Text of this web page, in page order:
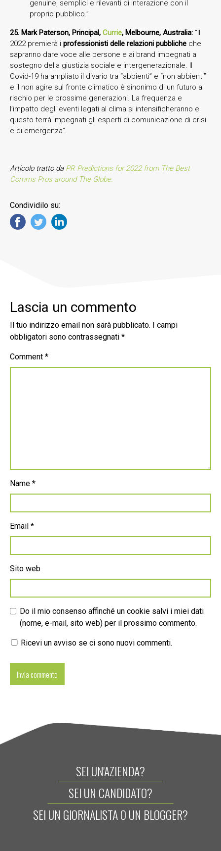
genuine, semplici e rilevanti di interazione con il
proprio pubblico.”
25. Mark Paterson, Principal, Currie, Melbourne, Australia: “Il
2022 premierà i professionisti delle relazioni pubbliche che
sapranno dare voce alle persone e ai brand impegnati a
sostegno della giustizia sociale e intergenerazionale. Il
Covid-19 ha ampliato il divario tra “abbienti” e “non abbienti”
e il non agire sul fronte climatico è sinonimo di un futuro a
rischio per le prossime generazioni. La frequenza e
l’impatto degli eventi legati al clima si intensificheranno e
questo terrà impegnati gli esperti di comunicazione di crisi
e di emergenza”.
Articolo tratto da PR Predictions for 2022 from The Best
Comms Pros around The Globe.
Condividilo su:
Lascia un commento
Il tuo indirizzo email non sarà pubblicato.
I campi
obbligatori sono contrassegnati *
Comment *
Name *
Email *
Sito web
Do il mio consenso affinché un cookie salvi i miei dati
(nome, e-mail, sito web) per il prossimo commento.
Ricevi un avviso se ci sono nuovi commenti.
SEI UN'AZIENDA?
SEI UN CANDIDATO?
SEI UN GIORNALISTA O UN BLOGGER?